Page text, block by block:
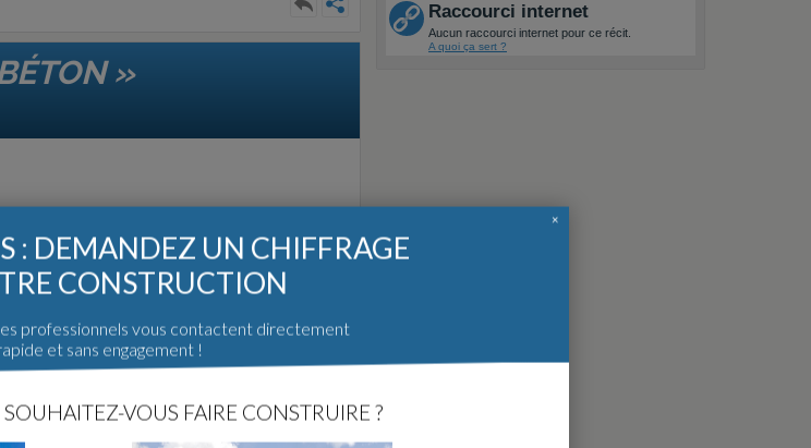
»
qui nous intéresse fortement. Nous
nous avons également pris contacte avec le
la recherche du terrain. Nous voudrions votre
1000m carré à l'extérieur de chtx, et voulons
Raccourci internet
Aucun raccourci internet pour ce récit.
A quoi ça sert ?
: DEMANDEZ UN CHIFFRAGE
CONSTRUCTION
professionnels vous contactent directement
et sans engagement !
VOUS FAIRE CONSTRUIRE ?
×